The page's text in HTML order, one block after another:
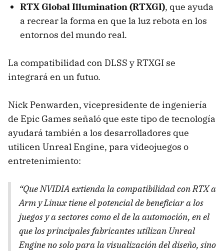
RTX Global Illumination (RTXGI), que ayuda
a recrear la forma en que la luz rebota en los
entornos del mundo real.
La compatibilidad con DLSS y RTXGI se
integrará en un futuo.
Nick Penwarden, vicepresidente de ingeniería
de Epic Games señaló que este tipo de tecnología
ayudará también a los desarrolladores que
utilicen Unreal Engine, para videojuegos o
entretenimiento:
“Que NVIDIA extienda la compatibilidad con RTX a
Arm y Linux tiene el potencial de beneficiar a los
juegos y a sectores como el de la automoción, en el
que los principales fabricantes utilizan Unreal
Engine no solo para la visualización del diseño, sino